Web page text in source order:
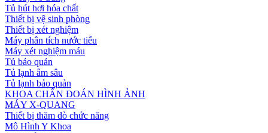
Tủ hút hơi hóa chất
Thiết bị vệ sinh phòng
Thiết bị xét nghiệm
Máy phân tích nước tiểu
Máy xét nghiệm máu
Tủ bảo quản
Tủ lạnh âm sâu
Tủ lạnh bảo quản
KHOA CHẨN ĐOÁN HÌNH ẢNH
MÁY X-QUANG
Thiết bị thăm dò chức năng
Mô Hình Y Khoa